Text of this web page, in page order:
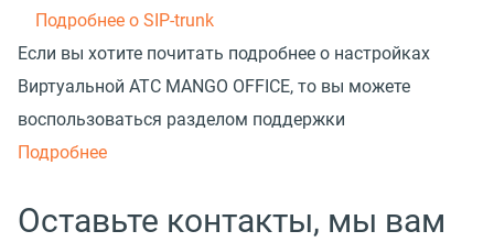
Подробнее о SIP-trunk
Если вы хотите почитать подробнее о настройках
Виртуальной АТС MANGO OFFICE, то вы можете
воспользоваться разделом поддержки
Подробнее
Оставьте контакты, мы вам